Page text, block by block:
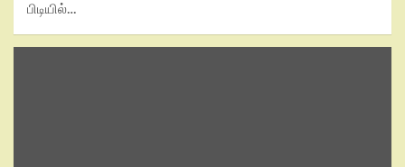
பிடியில்…